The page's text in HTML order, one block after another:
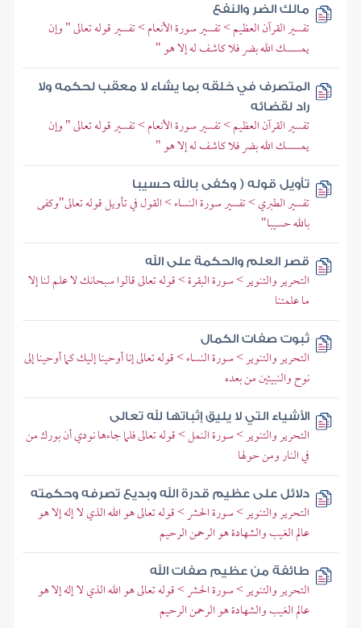
مالك الضر والنفع
تفسير القرآن العظيم > تفسير سورة الأنعام > تفسير قوله تعالى " وإن
يمسسك الله بضر فلا كاشف له إلا هو "
المتصرف في خلقه بما يشاء لا معقب لحكمه ولا
راد لقضائه
تفسير القرآن العظيم > تفسير سورة الأنعام > تفسير قوله تعالى " وإن
يمسسك الله بضر فلا كاشف له إلا هو "
تأويل قوله ( وكفى بالله حسيبا
تفسير الطبري > تفسير سورة النساء > القول في تأويل قوله تعالى"وكفى
بالله حسيبا"
قصر العلم والحكمة على الله
التحرير والتنوير > سورة البقرة > قوله تعالى قالوا سبحانك لا علم لنا إلا
ما علمتنا
ثبوت صفات الكمال
التحرير والتنوير > سورة النساء > قوله تعالى إنا أوحينا إليك كما أوحينا إلى
نوح والنبيئين من بعده
الأشياء التي لا يليق إثباتها لله تعالى
التحرير والتنوير > سورة النمل > قوله تعالى فلما جاءها نودي أن بورك من
في النار ومن حولها
دلائل على عظيم قدرة الله وبديع تصرفه وحكمته
التحرير والتنوير > سورة الحشر > قوله تعالى هو الله الذي لا إله إلا هو
عالم الغيب والشهادة هو الرحمن الرحيم
طائفة من عظيم صفات الله
التحرير والتنوير > سورة الحشر > قوله تعالى هو الله الذي لا إله إلا هو
عالم الغيب والشهادة هو الرحمن الرحيم